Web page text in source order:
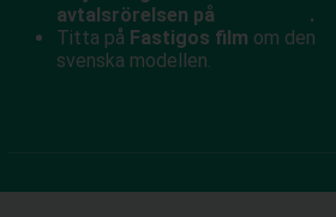
avtalsrörelsen på
.
Titta på Fastigos film om den
svenska modellen.